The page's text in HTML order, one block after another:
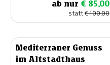
ab nur € 85,00
statt€ 100,00
Mediterraner Genuss
im Altstadthaus